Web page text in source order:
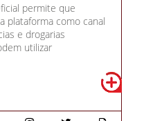
permite que
plataforma como canal
e drogarias
utilizar